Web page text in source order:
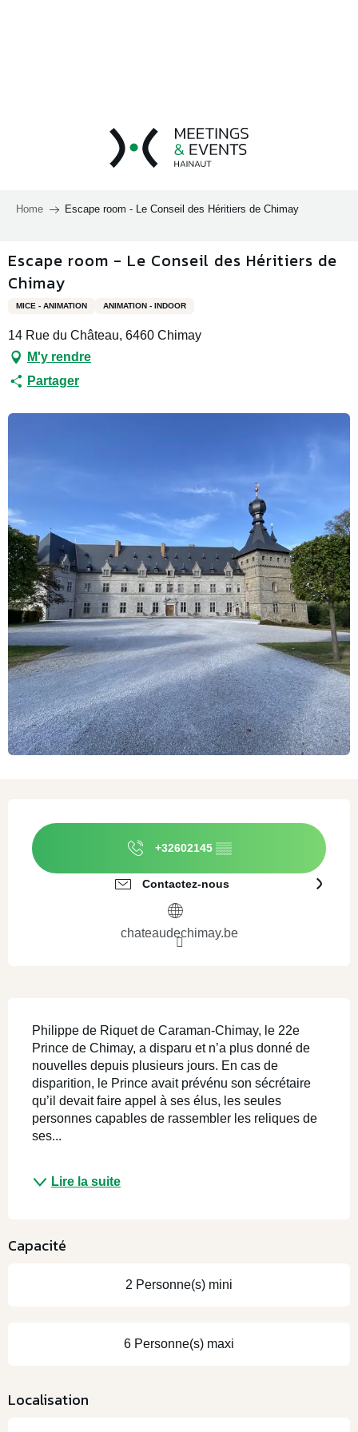
Home Escape room - Le Conseil des Héritiers de Chimay
Escape room - Le Conseil des Héritiers de
Chimay
MICE - ANIMATION ANIMATION - INDOOR
14 Rue du Château, 6460 Chimay
M'y rendre
Partager
Ouverture et coordonnées
+32602145 ▒▒
Contactez-nous
chateaudechimay.be
Philippe de Riquet de Caraman-Chimay, le 22e
Prince de Chimay, a disparu et n’a plus donné de
nouvelles depuis plusieurs jours. En cas de
disparition, le Prince avait prévénu son sécrétaire
qu’il devait faire appel à ses élus, les seules
personnes capables de rassembler les reliques de
ses...
Lire la suite
Capacité
2 Personne(s) mini
6 Personne(s) maxi
Localisation